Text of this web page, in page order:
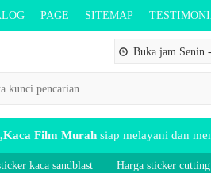
PAGE SITEMAP
Buka jam Senin
Film Murahsiap melayani dan
kaca sandblast Harga sticker